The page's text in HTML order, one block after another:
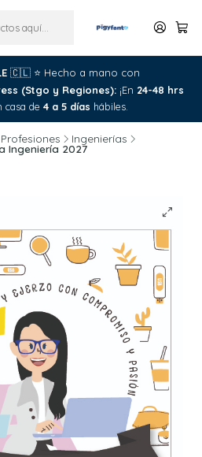
🇨🇱 ⭐ Hecho a mano con
(Stgo y Regiones): ¡En 24-48 hrs
casa de 4 a 5 días hábiles.
Ingenierías
Ingeniería 2027